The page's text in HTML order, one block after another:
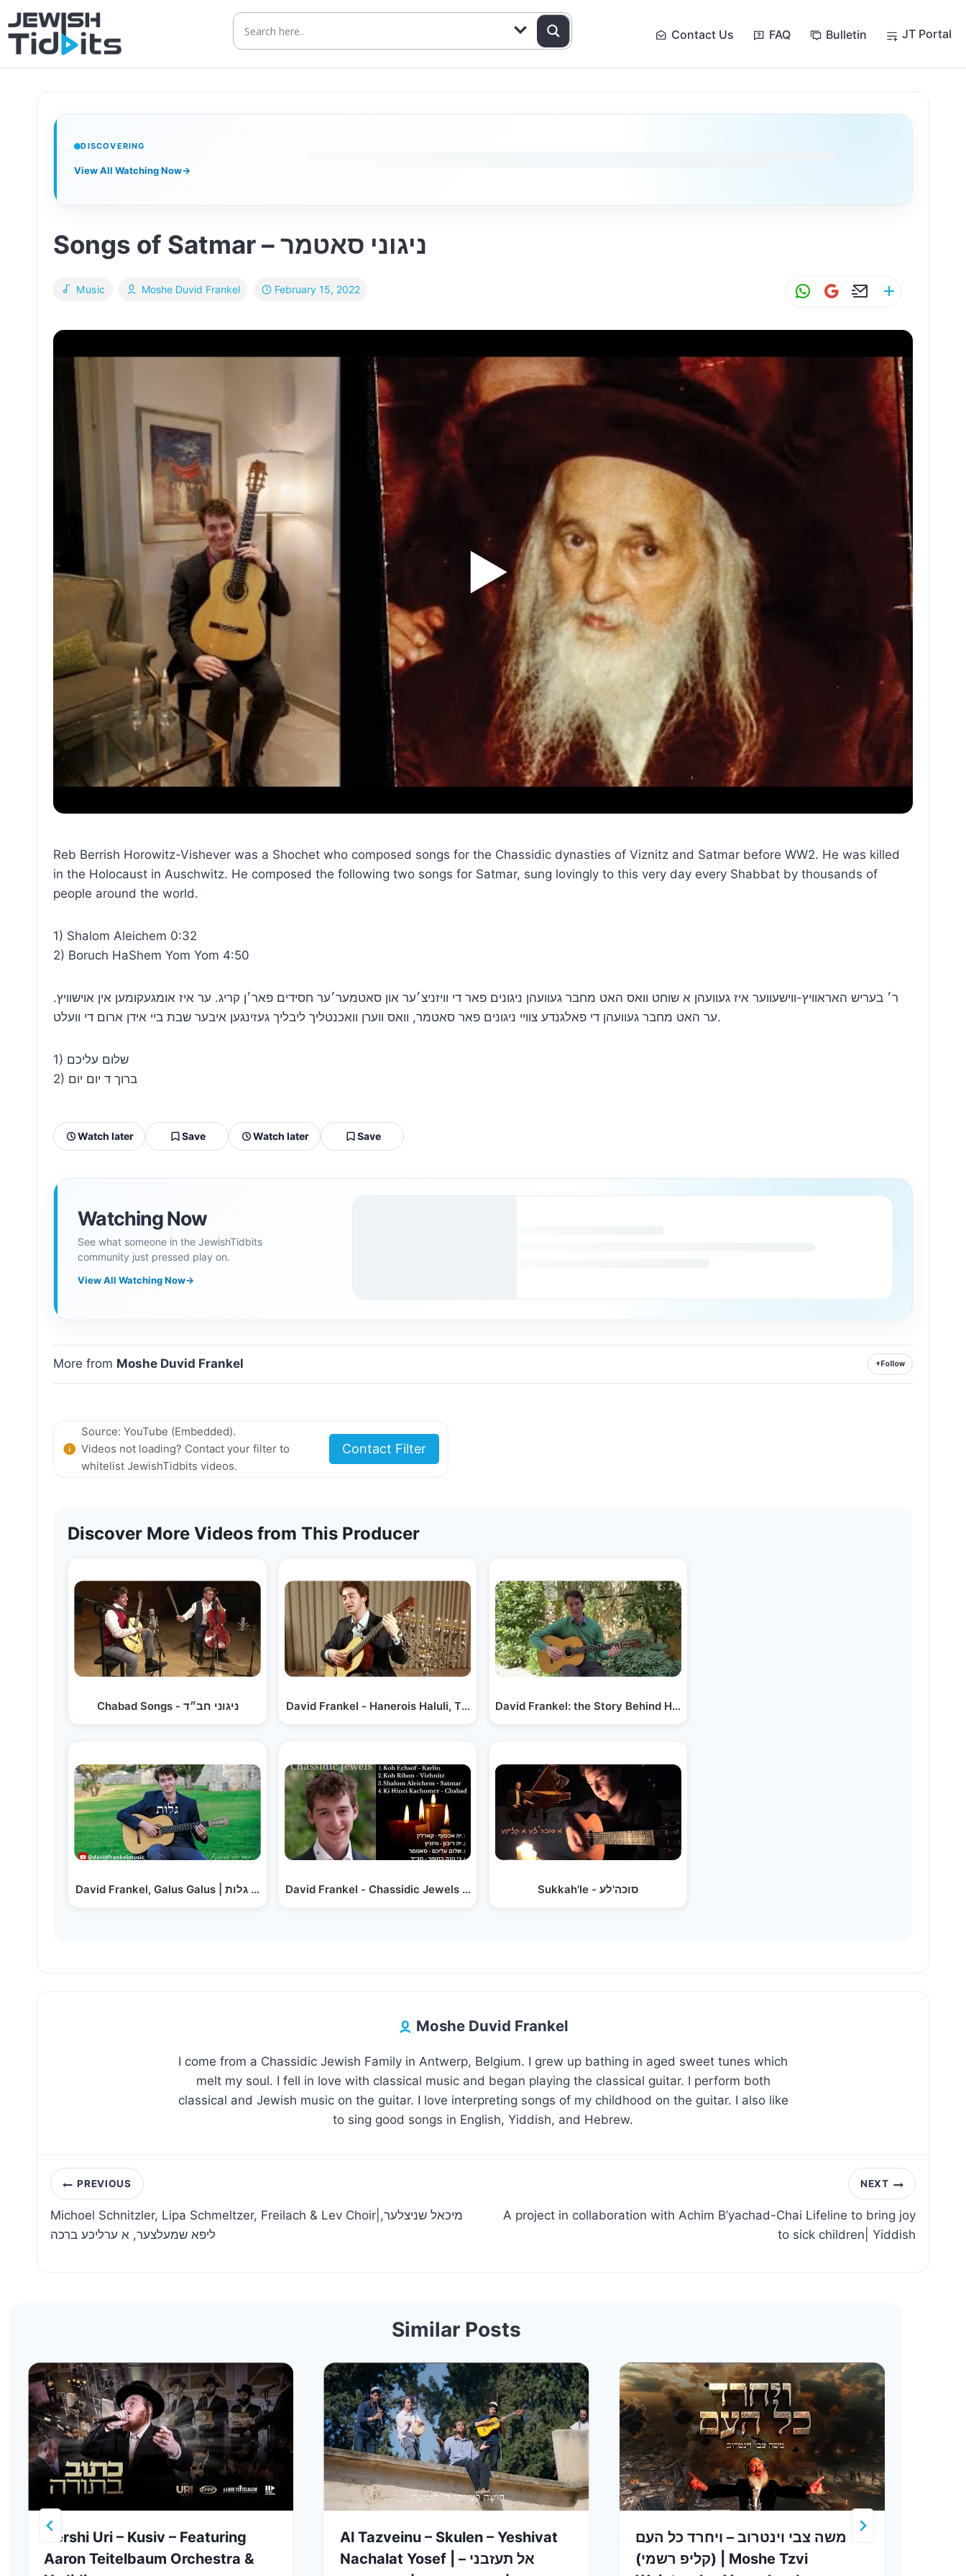
Skip
to
content
Contact Us FAQ Bulletin JT Portal
DISCOVERING
View All Watching Now→
Music
Songs of Satmar – ניגוני סאטמר
Moshe Duvid Frankel February 15, 2022
W
at
G
ai
l
E
ai
l
ar
e
Reb Berrish Horowitz-Vishever was a Shochet who composed songs for the Chassidic dynasties of Viznitz and Satmar before WW2. He was killed
in the Holocaust in Auschwitz. He composed the following two songs for Satmar, sung lovingly to this very day every Shabbat by thousands of
people around the world.
1) Shalom Aleichem 0:32
2) Boruch HaShem Yom Yom 4:50
ר׳ בעריש האראוויץ-ווישעווער איז געוועהן א שוחט וואס האט מחבר געוועהן ניגונים פאר די וויזניצ׳ער און סאטמער׳ער חסידים פאר׳ן קריג. ער איז אומגעקומען אין אוישוויץ.
ער האט מחבר געוועהן די פאלגנדע צוויי ניגונים פאר סאטמר, וואס ווערן וואכנטליך ליבליך געזינגען איבער שבת ביי אידן ארום די וועלט.
1) שלום עליכם
2) ברוך ד יום יום
Watch later Save Watch later Save
Watching Now
See what someone in the JewishTidbits
community just pressed play on.
View All Watching Now→
More from Moshe Duvid Frankel + Follow
Source: YouTube (Embedded).
Videos not loading? Contact your filter to
whitelist JewishTidbits videos.
Contact Filter
Discover More Videos from This Producer
Chabad Songs - ניגוני חב״ד
David Frankel, Galus Galus | גלות גלות
David Frankel - Hanerois Haluli, The Flickering…
David Frankel - Chassidic Jewels (Album player)
David Frankel: the Story Behind His Guitar Journey
Sukkah'le - סוכה'לע
Moshe Duvid Frankel
I come from a Chassidic Jewish Family in Antwerp, Belgium. I grew up bathing in aged sweet tunes which
melt my soul. I fell in love with classical music and began playing the classical guitar. I perform both
classical and Jewish music on the guitar. I love interpreting songs of my childhood on the guitar. I also like
to sing good songs in English, Yiddish, and Hebrew.
Post
navigation
PREVIOUS
Michoel Schnitzler, Lipa Schmeltzer, Freilach & Lev Choir|מיכאל שניצלער,
ליפא שמעלצער, א ערליכע ברכה
NEXT
A project in collaboration with Achim B’yachad-Chai Lifeline to bring joy
to sick children| Yiddish
Similar Posts
Gershi Uri – Kusiv – Featuring
Aaron Teitelbaum Orchestra &
Al Tazveinu – Skulen – Yeshivat
Nachalat Yosef | אל תעזבני –
משה צבי וינטרוב – ויחרד כל העם
(קליפ רשמי) | Moshe Tzvi